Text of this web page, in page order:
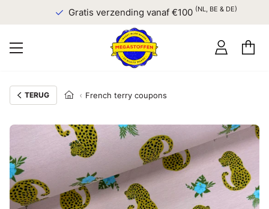
Gratis verzending vanaf €100(NL, BE & DE)
TERUG French terry coupons